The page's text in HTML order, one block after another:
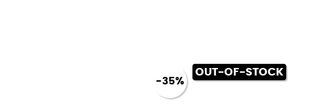
-35%
OUT-OF-STOCK